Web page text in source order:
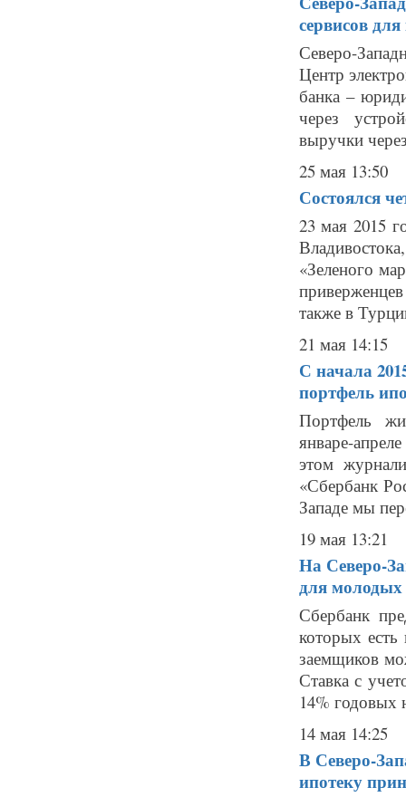
сервисов
Северо-
Центр
банка –
через
выручки
25 мая 13:50
Состоялся
23 мая 2015
«Зеленого
также в
21 мая 14:15
С начала
портфель
Портфель
январе-
этом
«Сбербанк
Западе мы
19 мая 13:21
На Северо-
для молодых
Сбербанк
которых есть
заемщиков
Ставка с
14% годовых
14 мая 14:25
В Северо-
ипотеку